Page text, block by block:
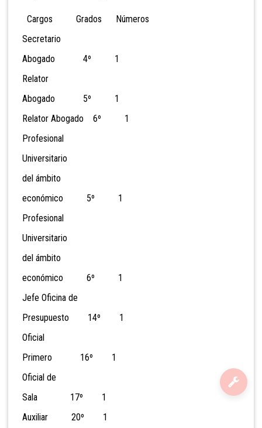
Cargos Grados Números
Secretario
Abogado 4º 1
Relator
Abogado 5º 1
Relator Abogado 6º 1
Profesional
Universitario
del ámbito
económico 5º 1
Profesional
Universitario
del ámbito
económico 6º 1
Jefe Oficina de
Presupuesto 14º 1
Oficial
Primero 16º 1
Oficial de
Sala 17º 1
Auxiliar 20º 1